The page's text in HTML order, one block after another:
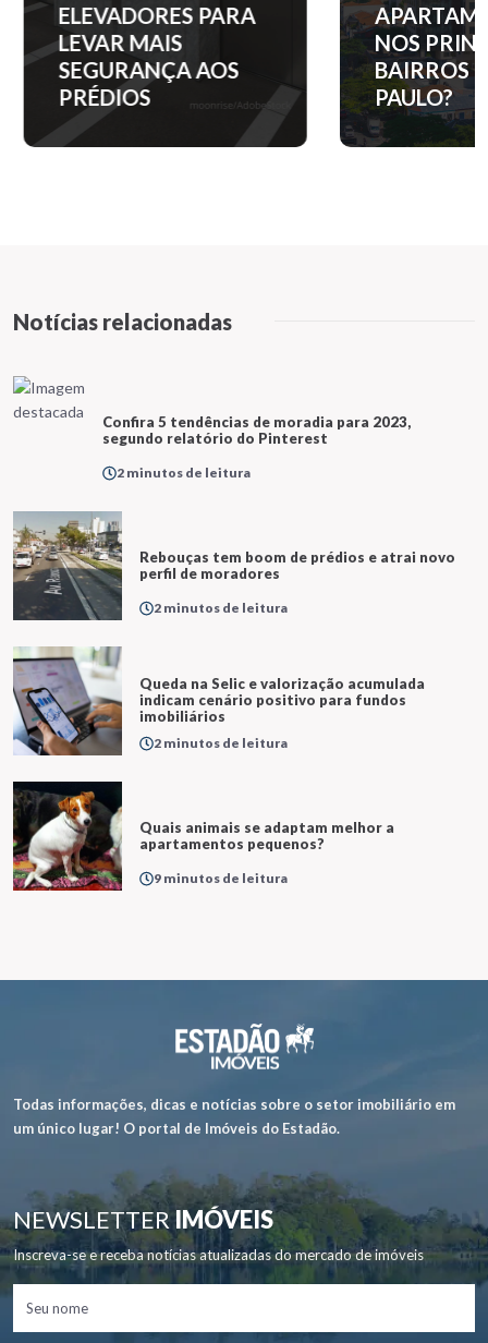
ELEVADORES PARA
LEVAR MAIS
SEGURANÇA AOS
PRÉDIOS
NOS
BAIRROS
PAULO?
Notícias relacionadas
Confira 5 tendências de moradia para 2023,
segundo relatório do Pinterest
2 minutos de leitura
Rebouças tem boom de prédios e atrai novo
perfil de moradores
2 minutos de leitura
Queda na Selic e valorização acumulada
indicam cenário positivo para fundos
imobiliários
2 minutos de leitura
Quais animais se adaptam melhor a
apartamentos pequenos?
9 minutos de leitura
Todas informações, dicas e notícias sobre o setor imobiliário em
um único lugar! O portal de Imóveis do Estadão.
NEWSLETTERIMÓVEIS
Inscreva-se e receba notícias atualizadas do mercado de imóveis